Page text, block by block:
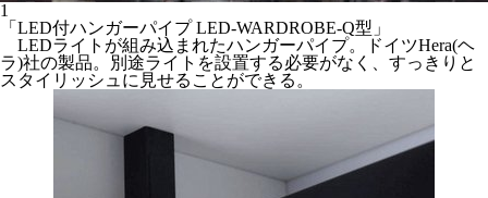
1
「LED付ハンガーパイプ LED-WARDROBE-Q型」
LEDライトが組み込まれたハンガーパイプ。ドイツHera(ヘ
ラ)社の製品。別途ライトを設置する必要がなく、すっきりと
スタイリッシュに見せることができる。